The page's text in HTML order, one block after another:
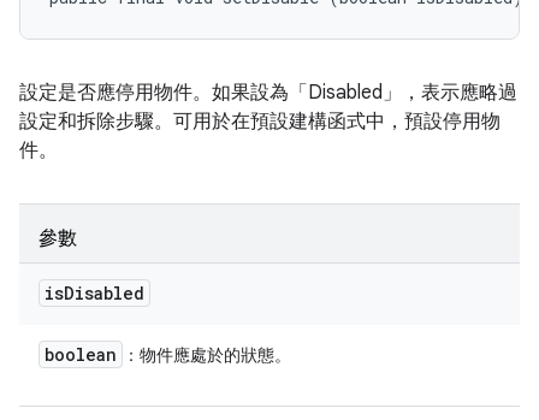
設定是否應停用物件。如果設為「Disabled」，表示應略過
設定和拆除步驟。可用於在預設建構函式中，預設停用物
件。
參數
isDisabled
boolean ：物件應處於的狀態。